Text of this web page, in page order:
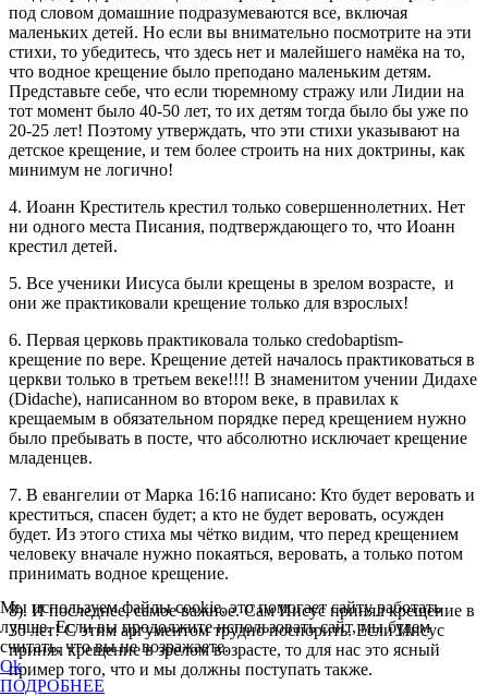
под словом домашние подразумеваются все, включая
маленьких детей. Но если вы внимательно посмотрите на эти
стихи, то убедитесь, что здесь нет и малейшего намёка на то,
что водное крещение было преподано маленьким детям.
Представьте себе, что если тюремному стражу или Лидии на
тот момент было 40-50 лет, то их детям тогда было бы уже по
20-25 лет! Поэтому утверждать, что эти стихи указывают на
детское крещение, и тем более строить на них доктрины, как
минимум не логично!
4. Иоанн Креститель крестил только совершеннолетних. Нет
ни одного места Писания, подтверждающего то, что Иоанн
крестил детей.
5. Все ученики Иисуса были крещены в зрелом возрасте, и
они же практиковали крещение только для взрослых!
6. Первая церковь практиковала только credobaptism-
крещение по вере. Крещение детей началось практиковаться в
церкви только в третьем веке!!!! В знаменитом учении Дидахе
(Didache), написанном во втором веке, в правилах к
крещаемым в обязательном порядке перед крещением нужно
было пребывать в посте, что абсолютно исключает крещение
младенцев.
7. В евангелии от Марка 16:16 написано: Кто будет веровать и
креститься, спасен будет; а кто не будет веровать, осужден
будет. Из этого стиха мы чётко видим, что перед крещением
человеку вначале нужно покаяться, веровать, а только потом
принимать водное крещение.
8). И последнее, самое важное. Сам Иисус принял крещение в
30 лет! С этим аргументом трудно поспорить. Если Иисус
принял крещение в зрелом возрасте, то для нас это ясный
пример того, что и мы должны поступать также.
Мы используем файлы cookie, это помогает сайту работать
лучше. Если вы продолжите использовать сайт, мы будем
считать, что вы не возражаете.
Ok
ПОДРОБНЕЕ